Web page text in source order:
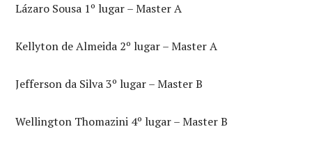
Lázaro Sousa 1º lugar – Master A
Kellyton de Almeida 2º lugar – Master A
Jefferson da Silva 3º lugar – Master B
Wellington Thomazini 4º lugar – Master B